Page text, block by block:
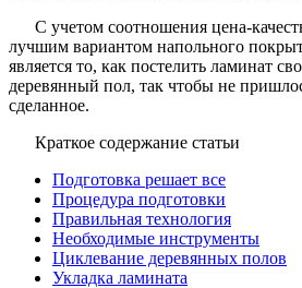
С учетом соотношения цена-
лучшим вариантом напольного
является то, как постелить ламинат
деревянный пол, так чтобы не
сделанное.
Краткое содержание статьи
Подготовка решает все
Процедура подготовки
Правильная технология
Необходимые инструменты
Циклевание деревянных полов
Укладка ламината